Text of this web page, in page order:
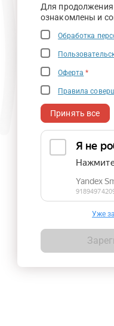
Для продолжения
ознакомлены и
Обработка
Оферта *
Правила
Принять все
Уже